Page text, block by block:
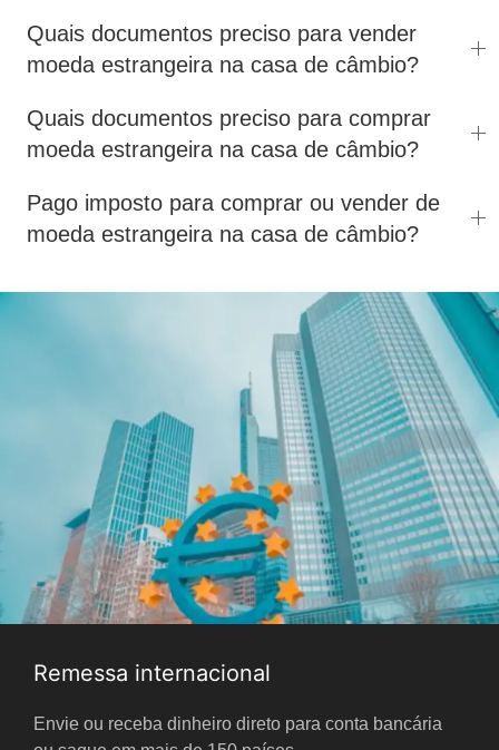
Quais documentos preciso para vender
moeda estrangeira na casa de câmbio?
Quais documentos preciso para comprar
moeda estrangeira na casa de câmbio?
Pago imposto para comprar ou vender de
moeda estrangeira na casa de câmbio?
Remessa internacional
Envie ou receba dinheiro direto para conta bancária